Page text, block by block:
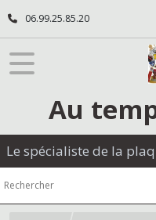
06.99.25.85.20
Au
Le spécialiste de la